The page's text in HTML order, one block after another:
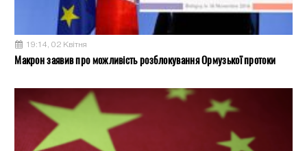
19:14, 02 Квітня
Макрон заявив про можливість розблокування Ормузької протоки